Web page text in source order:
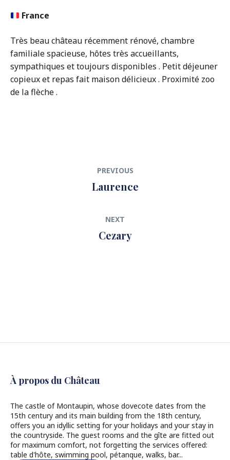
France
Très beau château récemment rénové, chambre
familiale spacieuse, hôtes très accueillants,
sympathiques et toujours disponibles . Petit déjeuner
copieux et repas fait maison délicieux . Proximité zoo
de la flèche .
post:
PREVIOUS
Laurence
post:
NEXT
Cezary
À propos du Château
The castle of Montaupin, whose dovecote dates from the
15th century and its main building from the 18th century,
offers you an idyllic setting for your holidays and your stay in
the countryside. The guest rooms and the gîte are fitted out
for maximum comfort, not forgetting the services offered:
table d'hôte, swimming pool, pétanque, walks, bar...